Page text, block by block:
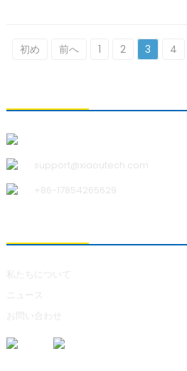
初め 前へ 1 2 3 4
support@xiaoutech.com
+86-17854265629
私たちについて
ニュース
お問い合わせ